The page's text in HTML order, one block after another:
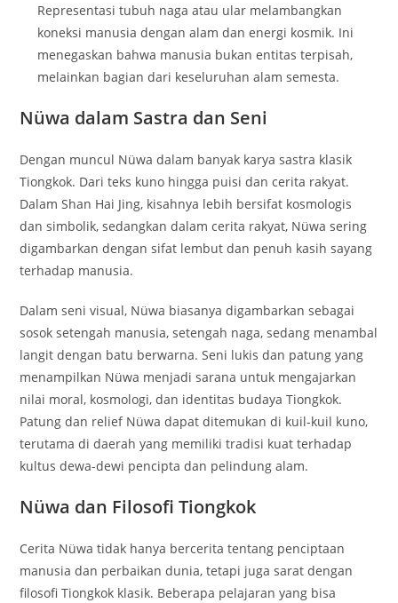
Representasi tubuh naga atau ular melambangkan
koneksi manusia dengan alam dan energi kosmik. Ini
menegaskan bahwa manusia bukan entitas terpisah,
melainkan bagian dari keseluruhan alam semesta.
Nüwa dalam Sastra dan Seni
Dengan muncul Nüwa dalam banyak karya sastra klasik
Tiongkok. Dari teks kuno hingga puisi dan cerita rakyat.
Dalam Shan Hai Jing, kisahnya lebih bersifat kosmologis
dan simbolik, sedangkan dalam cerita rakyat, Nüwa sering
digambarkan dengan sifat lembut dan penuh kasih sayang
terhadap manusia.
Dalam seni visual, Nüwa biasanya digambarkan sebagai
sosok setengah manusia, setengah naga, sedang menambal
langit dengan batu berwarna. Seni lukis dan patung yang
menampilkan Nüwa menjadi sarana untuk mengajarkan
nilai moral, kosmologi, dan identitas budaya Tiongkok.
Patung dan relief Nüwa dapat ditemukan di kuil-kuil kuno,
terutama di daerah yang memiliki tradisi kuat terhadap
kultus dewa-dewi pencipta dan pelindung alam.
Nüwa dan Filosofi Tiongkok
Cerita Nüwa tidak hanya bercerita tentang penciptaan
manusia dan perbaikan dunia, tetapi juga sarat dengan
filosofi Tiongkok klasik. Beberapa pelajaran yang bisa